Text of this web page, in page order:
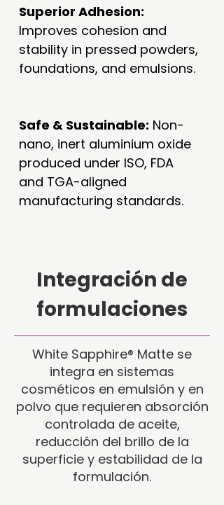
Superior Adhesion:
Improves cohesion and
stability in pressed powders,
foundations, and emulsions.
Safe & Sustainable: Non-
nano, inert aluminium oxide
produced under ISO, FDA
and TGA-aligned
manufacturing standards.
Integración de
formulaciones
White Sapphire® Matte se
integra en sistemas
cosméticos en emulsión y en
polvo que requieren absorción
controlada de aceite,
reducción del brillo de la
superficie y estabilidad de la
formulación.